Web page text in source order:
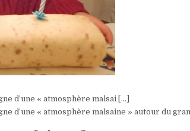
d’une « atmosphère malsai […]
d’une « atmosphère malsaine » autour du